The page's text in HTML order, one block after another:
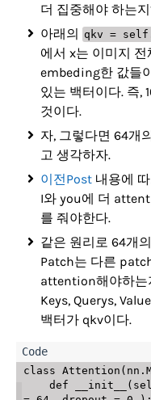
더 집중해야 하는
아래의 qkv =
에서 x는 이미지 전
embeding한 값들
있는 백터이다. 즉,
것이다.
자, 그렇다면 64개
고 생각하자.
이전Post 내용에
I와 you에 더
를 줘야한다.
같은 원리로 64개
Patch는 다른
attention해야하는
Keys, Querys,
백터가 qkv이다.
class Attention ( nn .
def
__init__ (